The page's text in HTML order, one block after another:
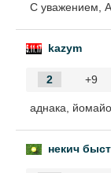
С уважением,
kazym
2 +9
аднака,
некич